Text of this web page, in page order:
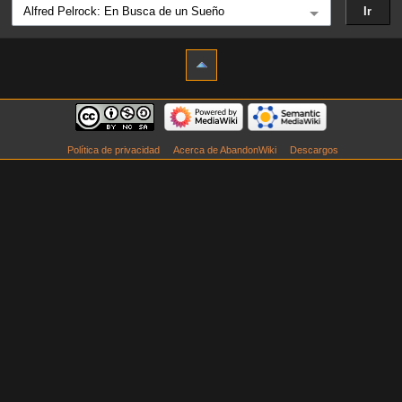
Política de privacidad Acerca de AbandonWiki Descargos